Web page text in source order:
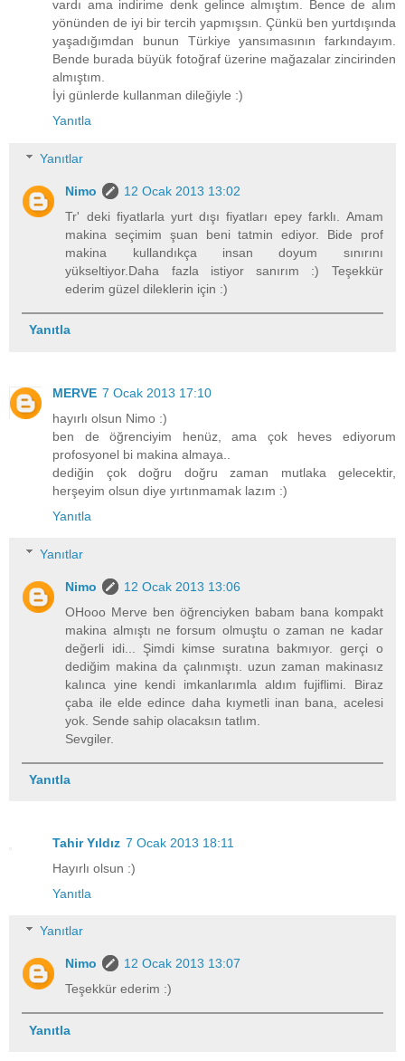
vardı ama indirime denk gelince almıştım. Bence de alım
yönünden de iyi bir tercih yapmışsın. Çünkü ben yurtdışında
yaşadığımdan bunun Türkiye yansımasının farkındayım.
Bende burada büyük fotoğraf üzerine mağazalar zincirinden
almıştım.
İyi günlerde kullanman dileğiyle :)
Yanıtla
Yanıtlar
Nimo
12 Ocak 2013 13:02
Tr' deki fiyatlarla yurt dışı fiyatları epey farklı. Amam
makina seçimim şuan beni tatmin ediyor. Bide prof
makina kullandıkça insan doyum sınırını
yükseltiyor.Daha fazla istiyor sanırım :) Teşekkür
ederim güzel dileklerin için :)
Yanıtla
MERVE 7 Ocak 2013 17:10
hayırlı olsun Nimo :)
ben de öğrenciyim henüz, ama çok heves ediyorum
profosyonel bi makina almaya..
dediğin çok doğru doğru zaman mutlaka gelecektir,
herşeyim olsun diye yırtınmamak lazım :)
Yanıtla
Yanıtlar
Nimo
12 Ocak 2013 13:06
OHooo Merve ben öğrenciyken babam bana kompakt
makina almıştı ne forsum olmuştu o zaman ne kadar
değerli idi... Şimdi kimse suratına bakmıyor. gerçi o
dediğim makina da çalınmıştı. uzun zaman makinasız
kalınca yine kendi imkanlarımla aldım fujiflimi. Biraz
çaba ile elde edince daha kıymetli inan bana, acelesi
yok. Sende sahip olacaksın tatlım.
Sevgiler.
Yanıtla
Tahir Yıldız 7 Ocak 2013 18:11
Hayırlı olsun :)
Yanıtla
Yanıtlar
Nimo
12 Ocak 2013 13:07
Teşekkür ederim :)
Yanıtla